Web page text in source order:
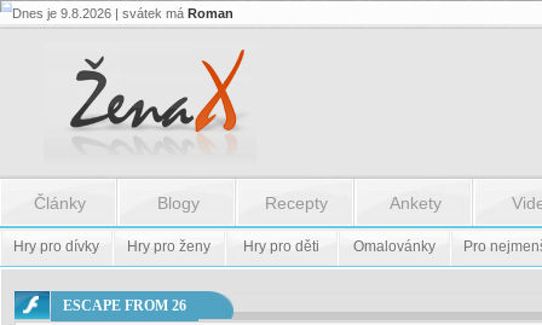
Flash.nazev
Flash.nazev
Dnes je 9.8.2026 | svátek má Roman
Články Blogy Recepty Ankety
Hry pro dívky Hry pro ženy Hry pro děti Omalovánky Pro
ESCAPE FROM 26